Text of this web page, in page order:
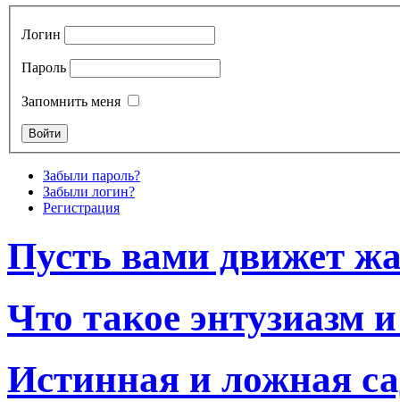
Логин
Пароль
Запомнить меня
Забыли пароль?
Забыли логин?
Регистрация
Пусть вами движет
Что такое энтузиазм
Истинная и ложная